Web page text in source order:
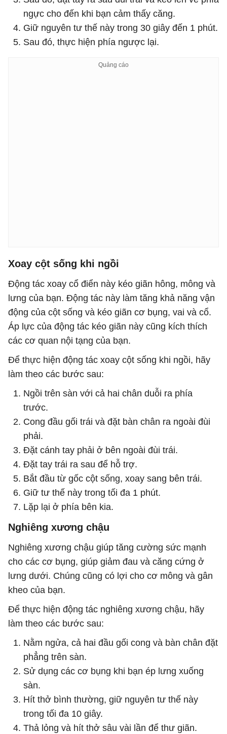
ngực cho đến khi bạn cảm thấy căng.
Giữ nguyên tư thế này trong 30 giây đến 1 phút.
Sau đó, thực hiện phía ngược lại.
Xoay cột sống khi ngồi
Động tác xoay cổ điển này kéo giãn hông, mông và
lưng của bạn. Động tác này làm tăng khả năng vận
động của cột sống và kéo giãn cơ bụng, vai và cổ.
Áp lực của động tác kéo giãn này cũng kích thích
các cơ quan nội tạng của bạn.
Để thực hiện động tác xoay cột sống khi ngồi, hãy
làm theo các bước sau:
Ngồi trên sàn với cả hai chân duỗi ra phía
trước.
Cong đầu gối trái và đặt bàn chân ra ngoài đùi
phải.
Đặt cánh tay phải ở bên ngoài đùi trái.
Đặt tay trái ra sau để hỗ trợ.
Bắt đầu từ gốc cột sống, xoay sang bên trái.
Giữ tư thế này trong tối đa 1 phút.
Lặp lại ở phía bên kia.
Nghiêng xương chậu
Nghiêng xương chậu giúp tăng cường sức mạnh
cho các cơ bụng, giúp giảm đau và căng cứng ở
lưng dưới. Chúng cũng có lợi cho cơ mông và gân
kheo của bạn.
Để thực hiện động tác nghiêng xương chậu, hãy
làm theo các bước sau:
Nằm ngửa, cả hai đầu gối cong và bàn chân đặt
phẳng trên sàn.
Sử dụng các cơ bụng khi bạn ép lưng xuống
sàn.
Hít thở bình thường, giữ nguyên tư thế này
trong tối đa 10 giây.
Thả lỏng và hít thở sâu vài lần để thư giãn.